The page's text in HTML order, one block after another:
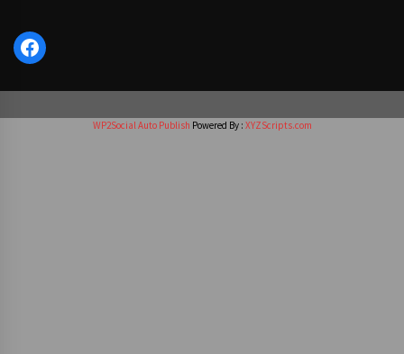
Facebook
WP2Social Auto Publish Powered By : XYZScripts.com